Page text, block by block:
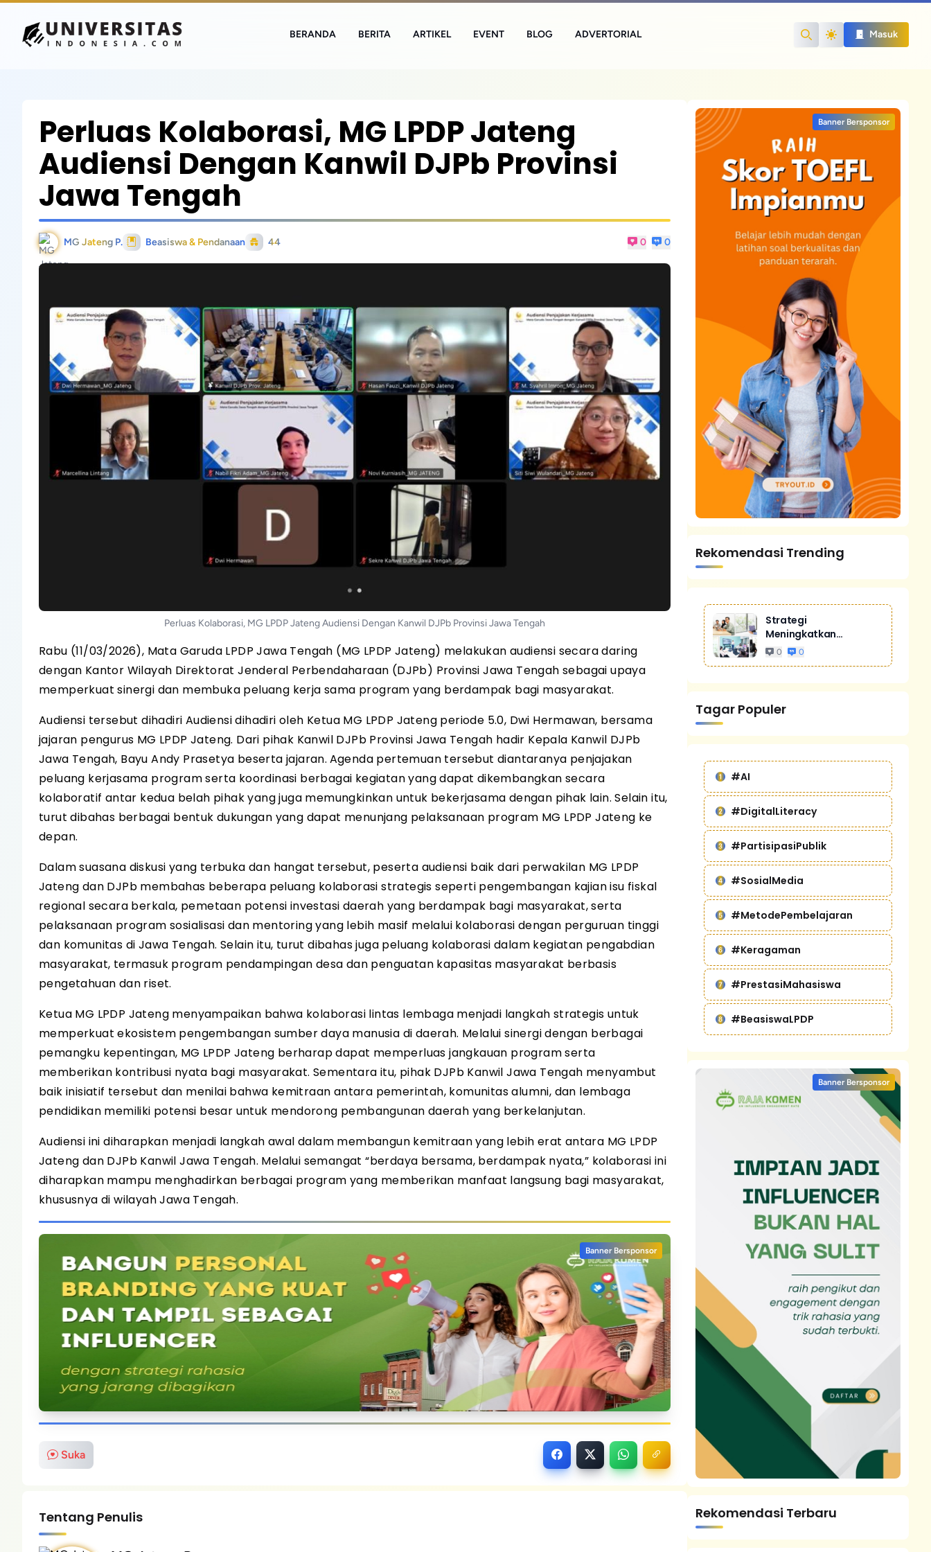
Search
Masuk
BERANDA BERITA ARTIKEL EVENT BLOG ADVERTORIAL
Perluas Kolaborasi, MG LPDP Jateng
Audiensi Dengan Kanwil DJPb Provinsi
Jawa Tengah
MG Jateng P. Beasiswa & Pendanaan 44 0 0
Perluas Kolaborasi, MG LPDP Jateng Audiensi Dengan Kanwil DJPb Provinsi Jawa Tengah
Rabu (11/03/2026), Mata Garuda LPDP Jawa Tengah (MG LPDP Jateng) melakukan audiensi secara daring
dengan Kantor Wilayah Direktorat Jenderal Perbendaharaan (DJPb) Provinsi Jawa Tengah sebagai upaya
memperkuat sinergi dan membuka peluang kerja sama program yang berdampak bagi masyarakat.
Audiensi tersebut dihadiri Audiensi dihadiri oleh Ketua MG LPDP Jateng periode 5.0, Dwi Hermawan, bersama
jajaran pengurus MG LPDP Jateng. Dari pihak Kanwil DJPb Provinsi Jawa Tengah hadir Kepala Kanwil DJPb
Jawa Tengah, Bayu Andy Prasetya beserta jajaran. Agenda pertemuan tersebut diantaranya penjajakan
peluang kerjasama program serta koordinasi berbagai kegiatan yang dapat dikembangkan secara
kolaboratif antar kedua belah pihak yang juga memungkinkan untuk bekerjasama dengan pihak lain. Selain itu,
turut dibahas berbagai bentuk dukungan yang dapat menunjang pelaksanaan program MG LPDP Jateng ke
depan.
Dalam suasana diskusi yang terbuka dan hangat tersebut, peserta audiensi baik dari perwakilan MG LPDP
Jateng dan DJPb membahas beberapa peluang kolaborasi strategis seperti pengembangan kajian isu fiskal
regional secara berkala, pemetaan potensi investasi daerah yang berdampak bagi masyarakat, serta
pelaksanaan program sosialisasi dan mentoring yang lebih masif melalui kolaborasi dengan perguruan tinggi
dan komunitas di Jawa Tengah. Selain itu, turut dibahas juga peluang kolaborasi dalam kegiatan pengabdian
masyarakat, termasuk program pendampingan desa dan penguatan kapasitas masyarakat berbasis
pengetahuan dan riset.
Ketua MG LPDP Jateng menyampaikan bahwa kolaborasi lintas lembaga menjadi langkah strategis untuk
memperkuat ekosistem pengembangan sumber daya manusia di daerah. Melalui sinergi dengan berbagai
pemangku kepentingan, MG LPDP Jateng berharap dapat memperluas jangkauan program serta
memberikan kontribusi nyata bagi masyarakat. Sementara itu, pihak DJPb Kanwil Jawa Tengah menyambut
baik inisiatif tersebut dan menilai bahwa kemitraan antara pemerintah, komunitas alumni, dan lembaga
pendidikan memiliki potensi besar untuk mendorong pembangunan daerah yang berkelanjutan.
Audiensi ini diharapkan menjadi langkah awal dalam membangun kemitraan yang lebih erat antara MG LPDP
Jateng dan DJPb Kanwil Jawa Tengah. Melalui semangat “berdaya bersama, berdampak nyata,” kolaborasi ini
diharapkan mampu menghadirkan berbagai program yang memberikan manfaat langsung bagi masyarakat,
khususnya di wilayah Jawa Tengah.
Banner Bersponsor
Suka
Tentang Penulis
Banner Bersponsor
Rekomendasi Trending
Strategi
Meningkatkan
Penjualan Melalui
0 0
Tagar Populer
#AI
#DigitalLiteracy
#PartisipasiPublik
#SosialMedia
#MetodePembelajaran
#Keragaman
#PrestasiMahasiswa
#BeasiswaLPDP
Banner Bersponsor
Rekomendasi Terbaru